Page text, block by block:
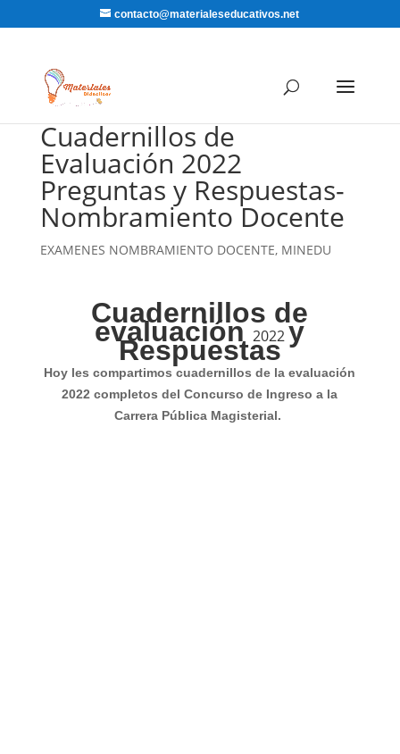
contacto@materialeseducativos.net
Cuadernillos de
Evaluación 2022
Preguntas y Respuestas-
Nombramiento Docente
EXAMENES NOMBRAMIENTO DOCENTE, MINEDU
Cuadernillos de
evaluación2022 y
Respuestas
Hoy les compartimos cuadernillos de la evaluación
2022 completos del Concurso de Ingreso a la
Carrera Pública Magisterial.